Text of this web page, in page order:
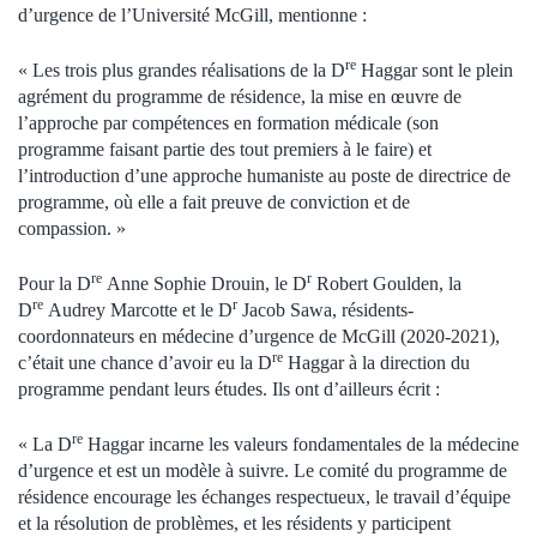
d’urgence de l’Université McGill, mentionne :
« Les trois plus grandes réalisations de la Dre Haggar sont le plein
agrément du programme de résidence, la mise en œuvre de
l’approche par compétences en formation médicale (son
programme faisant partie des tout premiers à le faire) et
l’introduction d’une approche humaniste au poste de directrice de
programme, où elle a fait preuve de conviction et de
compassion. »
Pour la Dre Anne Sophie Drouin, le Dr Robert Goulden, la
Dre Audrey Marcotte et le Dr Jacob Sawa, résidents-
coordonnateurs en médecine d’urgence de McGill (2020-2021),
c’était une chance d’avoir eu la Dre Haggar à la direction du
programme pendant leurs études. Ils ont d’ailleurs écrit :
« La Dre Haggar incarne les valeurs fondamentales de la médecine
d’urgence et est un modèle à suivre. Le comité du programme de
résidence encourage les échanges respectueux, le travail d’équipe
et la résolution de problèmes, et les résidents y participent